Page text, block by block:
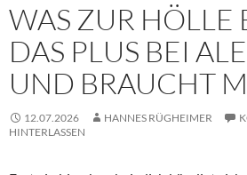
WAS ZUR HÖLLE
DAS PLUS BEI
UND BRAUCHT
12.07.2026 HANNES RÜGHEIMER
HINTERLASSEN